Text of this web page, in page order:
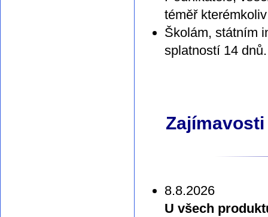
téměř
Školám, státním
splatností 14 dnů.
8.8.2026
U všech